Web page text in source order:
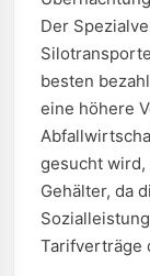
Der
besten
eine höhere
gesucht
Gehälter, da
Tarifverträge